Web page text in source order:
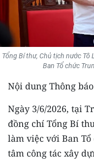
TRI THỨC CHUYÊN
54 DÂN TỘC VIỆT
CHƯƠNG TRÌNH
RADIO
MEDIA CENTER
E-Magazine
Tổng Bí thư, Chủ tịch nước Tô
Ban Tổ chức
Nội dung Thông
Ngày 3/6/2026, tại
đồng chí Tổng Bí
làm việc với Ban
tâm công tác xây